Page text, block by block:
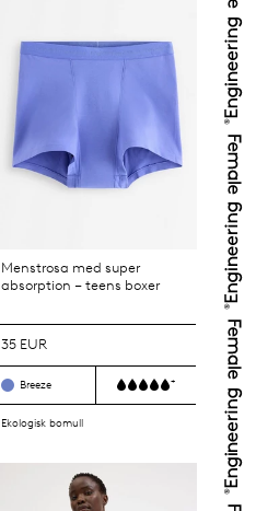
Menstrosa med super
absorption – teens boxer
35 EUR
Breeze +
Ekologisk bomull